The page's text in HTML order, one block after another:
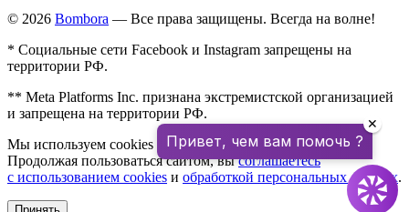
© 2026 Bombora — Все права защищены. Всегда на волне!
* Социальные сети Facebook и Instagram запрещены на
территории РФ.
** Meta Platforms Inc. признана экстремистской организацией
и запрещена на территории РФ.
Мы используем cookies для улучшения работы сайта.
Продолжая пользоваться сайтом, высоглашаетесь
с использованием cookies и обработкой персональных данных.
Привет, чем вам помочь ?
✕